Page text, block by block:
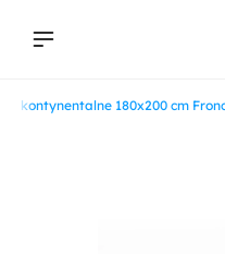
kontynentalne 180x200 cm